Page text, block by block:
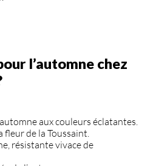
l’automne chez
aux couleurs éclatantes.
fleur de la Toussaint.
résistante vivace de